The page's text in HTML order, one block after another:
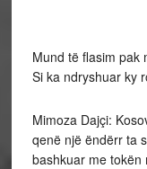
Mund të flasim pak
Si ka ndryshuar ky
Mimoza Dajçi:
qenë një ëndërr ta
bashkuar me